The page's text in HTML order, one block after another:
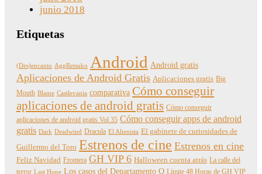
junio 2018
Etiquetas
(Des)encanto AggRetsuko Android Android gratis
Aplicaciones de Android Gratis Aplicaciones gratis Big
Mouth Blame Castlevania comparativa Cómo conseguir
aplicaciones de android gratis Cómo conseguir
aplicaciones de android gratis Vol 35 Cómo conseguir apps de android
gratis Dark Deadwind Dracula El Alienista El gabinete de curiosidades de
Guillermo del Toro Estrenos de cine Estrenos en cine
Feliz Navidad Frontera GH VIP 6 Halloween cuenta atrás La calle del
terror Last Hope Los casos del Departamento Q Límite 48 Horas de GH VIP